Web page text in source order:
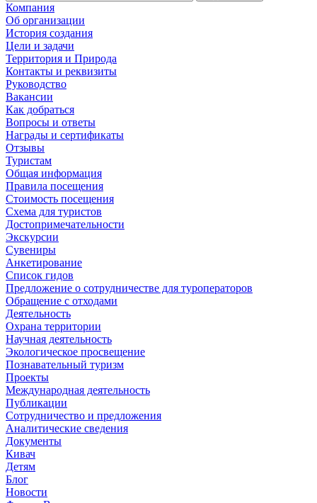
Компания
Об организации
История создания
Цели и задачи
Территория и Природа
Контакты и реквизиты
Руководство
Вакансии
Как добраться
Вопросы и ответы
Награды и сертификаты
Отзывы
Туристам
Общая информация
Правила посещения
Стоимость посещения
Схема для туристов
Достопримечательности
Экскурсии
Сувениры
Анкетирование
Список гидов
Предложение о сотрудничестве для туроператоров
Обращение с отходами
Деятельность
Охрана территории
Научная деятельность
Экологическое просвещение
Познавательный туризм
Проекты
Международная деятельность
Публикации
Сотрудничество и предложения
Аналитические сведения
Документы
Кивач
Детям
Блог
Новости